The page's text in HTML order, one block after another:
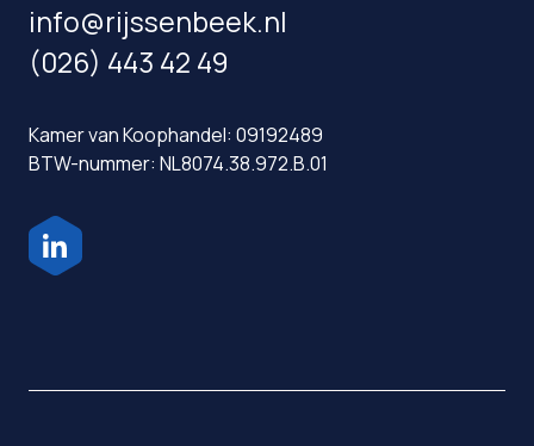
info@rijssenbeek.nl
(026) 443 42 49
Kamer van Koophandel: 09192489
BTW-nummer: NL8074.38.972.B.01